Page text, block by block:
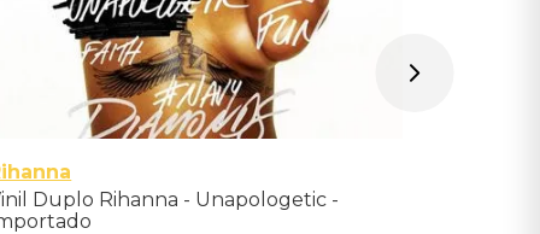
Duplo Rihanna - Unapologetic -